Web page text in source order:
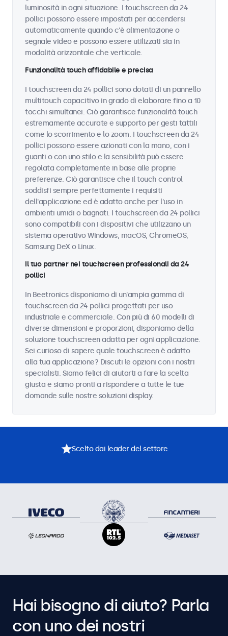
luminosità in ogni situazione. I touchscreen da 24
pollici possono essere impostati per accendersi
automaticamente quando c'è alimentazione o
segnale video e possono essere utilizzati sia in
modalità orizzontale che verticale.
Funzionalità touch affidabile e precisa
I touchscreen da 24 pollici sono dotati di un pannello
multitouch capacitivo in grado di elaborare fino a 10
tocchi simultanei. Ciò garantisce funzionalità touch
estremamente accurate e supporto per gesti tattili
come lo scorrimento e lo zoom. I touchscreen da 24
pollici possono essere azionati con la mano, con i
guanti o con uno stilo e la sensibilità può essere
regolata completamente in base alle proprie
preferenze. Ciò garantisce che il touch control
soddisfi sempre perfettamente i requisiti
dell'applicazione ed è adatto anche per l'uso in
ambienti umidi o bagnati. I touchscreen da 24 pollici
sono compatibili con i dispositivi che utilizzano un
sistema operativo Windows, macOS, ChromeOS,
Samsung DeX o Linux.
Il tuo partner nei touchscreen professionali da 24
pollici
In Beetronics disponiamo di un'ampia gamma di
touchscreen da 24 pollici progettati per uso
industriale e commerciale. Con più di 60 modelli di
diverse dimensioni e proporzioni, disponiamo della
soluzione touchscreen adatta per ogni applicazione.
Sei curioso di sapere quale touchscreen è adatto
alla tua applicazione? Discuti le opzioni con i nostri
specialisti. Siamo felici di aiutarti a fare la scelta
giusta e siamo pronti a rispondere a tutte le tue
domande sulle nostre soluzioni display.
Scelto dai leader del settore
Hai bisogno di aiuto? Parla
con uno dei nostri